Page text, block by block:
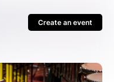
Create an event